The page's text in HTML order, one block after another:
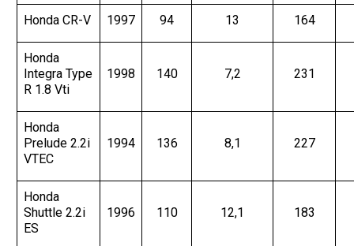
Honda CR-V 1997 94 13 164
Honda
Integra Type
R 1.8 Vti
1998 140 7,2 231
Honda
Prelude 2.2i
VTEC
1994 136 8,1 227
Honda
Shuttle 2.2i
ES
1996 110 12,1 183